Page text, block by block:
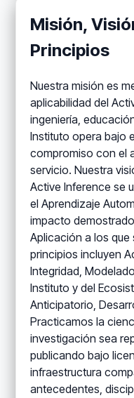
Misión,
Principios
Nuestra misión es
aplicabilidad del
ingeniería,
Instituto opera bajo
compromiso con el
servicio. Nuestra
Active Inference se
el Aprendizaje
impacto
Aplicación a los que
principios incluyen
Integridad,
Instituto y del
Anticipatorio,
Practicamos la
investigación sea
publicando bajo
infraestructura
antecedentes,